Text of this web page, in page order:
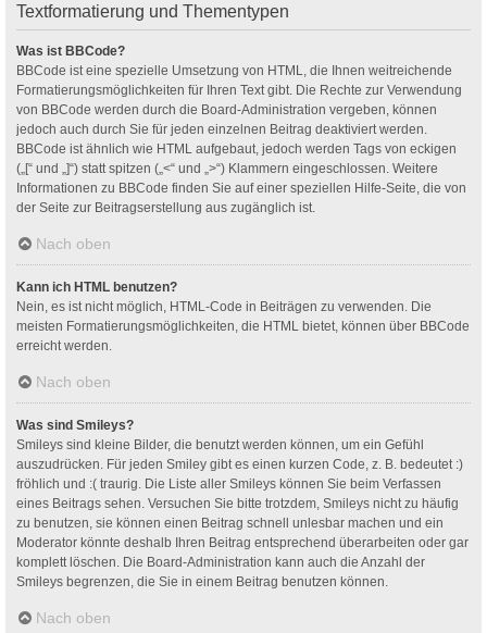
Textformatierung und Thementypen
Was ist BBCode?
BBCode ist eine spezielle Umsetzung von HTML, die Ihnen weitreichende
Formatierungsmöglichkeiten für Ihren Text gibt. Die Rechte zur Verwendung
von BBCode werden durch die Board-Administration vergeben, können
jedoch auch durch Sie für jeden einzelnen Beitrag deaktiviert werden.
BBCode ist ähnlich wie HTML aufgebaut, jedoch werden Tags von eckigen
(„[“ und „]“) statt spitzen („<“ und „>“) Klammern eingeschlossen. Weitere
Informationen zu BBCode finden Sie auf einer speziellen Hilfe-Seite, die von
der Seite zur Beitragserstellung aus zugänglich ist.
Nach oben
Kann ich HTML benutzen?
Nein, es ist nicht möglich, HTML-Code in Beiträgen zu verwenden. Die
meisten Formatierungsmöglichkeiten, die HTML bietet, können über BBCode
erreicht werden.
Nach oben
Was sind Smileys?
Smileys sind kleine Bilder, die benutzt werden können, um ein Gefühl
auszudrücken. Für jeden Smiley gibt es einen kurzen Code, z. B. bedeutet :)
fröhlich und :( traurig. Die Liste aller Smileys können Sie beim Verfassen
eines Beitrags sehen. Versuchen Sie bitte trotzdem, Smileys nicht zu häufig
zu benutzen, sie können einen Beitrag schnell unlesbar machen und ein
Moderator könnte deshalb Ihren Beitrag entsprechend überarbeiten oder gar
komplett löschen. Die Board-Administration kann auch die Anzahl der
Smileys begrenzen, die Sie in einem Beitrag benutzen können.
Nach oben